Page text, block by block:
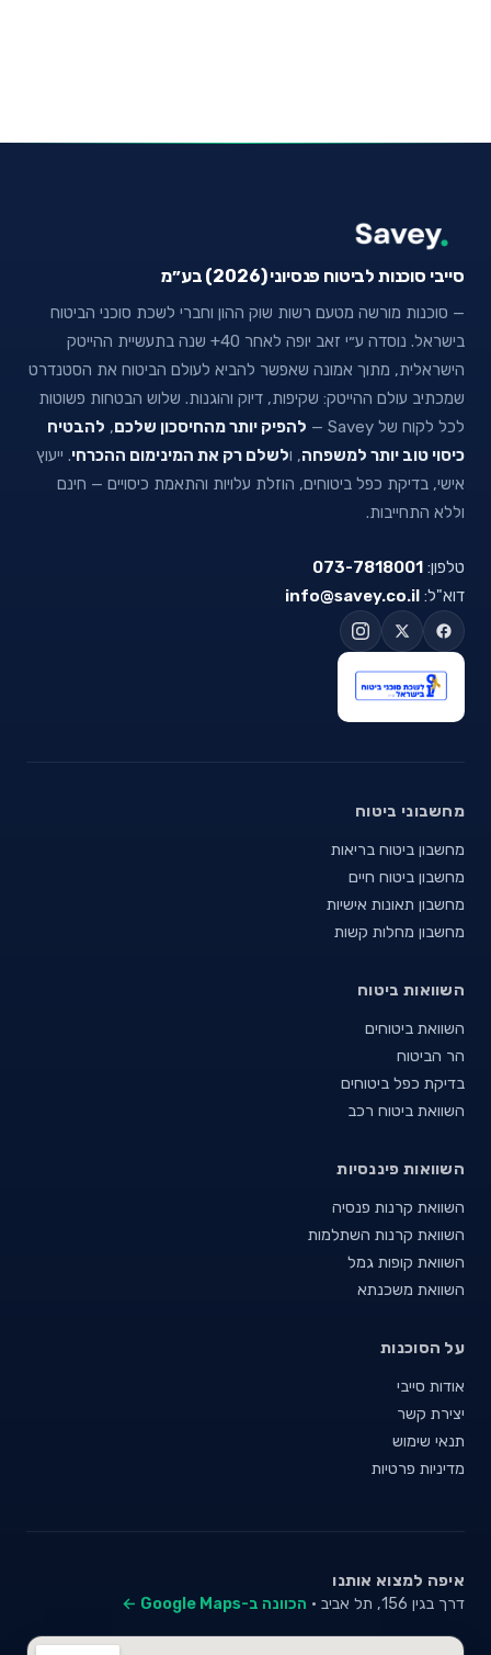
סייבי סוכנות לביטוח פנסיוני (2026) בע״מ
— סוכנות מורשה מטעם רשות שוק ההון וחברי לשכת סוכני הביטוח
בישראל. נוסדה ע״י זאב יופה לאחר 40+ שנה בתעשיית ההייטק
הישראלית, מתוך אמונה שאפשר להביא לעולם הביטוח את הסטנדרט
שמכתיב עולם ההייטק: שקיפות, דיוק והוגנות. שלוש הבטחות פשוטות
לכל לקוח של Savey —
להפיק יותר מהחיסכון שלכם, להבטיח
כיסוי טוב יותר למשפחה, ולשלם רק את המינימום ההכרחי. ייעוץ
אישי, בדיקת כפל ביטוחים, הוזלת עלויות והתאמת כיסויים — חינם
וללא התחייבות.
טלפון: 073-7818001
דוא"ל: info@savey.co.il
מחשבוני ביטוח
מחשבון ביטוח בריאות
מחשבון ביטוח חיים
מחשבון תאונות אישיות
מחשבון מחלות קשות
השוואות ביטוח
השוואת ביטוחים
הר הביטוח
בדיקת כפל ביטוחים
השוואת ביטוח רכב
השוואות פיננסיות
השוואת קרנות פנסיה
השוואת קרנות השתלמות
השוואת קופות גמל
השוואת משכנתא
על הסוכנות
אודות סייבי
יצירת קשר
תנאי שימוש
מדיניות פרטיות
איפה למצוא אותנו
דרך בגין 156, תל אביב · הכוונה ב-Google Maps ←